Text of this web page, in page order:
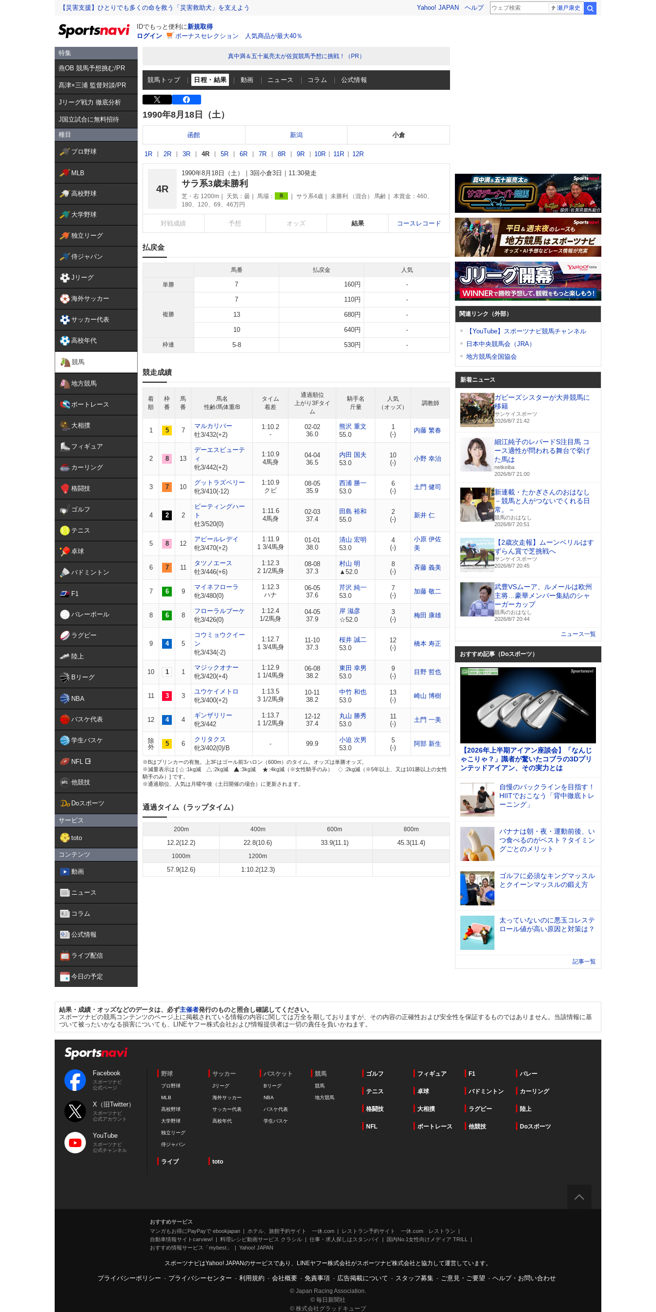
【災害支援】ひとりでも多くの命を救う「災害救助犬」を支えよう Yahoo! JAPAN ヘルプ 瀬戸康史
IDでもっと便利に新規取得
ログイン
ボーナスセレクション 人気商品が最大40％
特集
燕OB 競馬予想挑む/PR
髙津×三浦 監督対談/PR
Jリーグ戦力 徹底分析
J国立試合に無料招待
種目
プロ野球
MLB
高校野球
大学野球
独立リーグ
侍ジャパン
Jリーグ
海外サッカー
サッカー代表
高校年代
競馬
地方競馬
ボートレース
大相撲
フィギュア
カーリング
格闘技
ゴルフ
テニス
卓球
バドミントン
F1
バレーボール
ラグビー
陸上
Bリーグ
NBA
バスケ代表
学生バスケ
NFL
他競技
Doスポーツ
サービス
toto
コンテンツ
動画
ニュース
コラム
公式情報
ライブ配信
今日の予定
真中満＆五十嵐亮太が佐賀競馬予想に挑戦！（PR）
競馬トップ 日程・結果 動画 ニュース コラム 公式情報
1990年8月18日（土）
函館 新潟 小倉
1R 2R 3R 4R 5R 6R 7R 8R 9R 10R 11R 12R
4R
1990年8月18日（土） 3回小倉3日 11:30発走
サラ系3歳未勝利
芝・右 1200m 天気： 曇 馬場： 良 サラ系4歳 未勝利 （混合） 馬齢
本賞金：460、
180、120、69、46万円
対戦成績 予想 オッズ 結果 コースレコード
払戻金
馬番 払戻金 人気
単勝 7 160円 -
複勝
7 110円 -
13 680円 -
10 640円 -
枠連 5-8 530円 -
競走成績
着
順
枠
番
馬
番
馬名
性齢/馬体重/B
タイム
着差
通過順位
上がり3Fタイ
ム
騎手名
斤量
人気
（オッズ）
調教師
1 5 7
マルカリバー
牡3/432(+2)
1:10.2
-
02-02
36.0
熊沢 重文
55.0
1
(-)
内藤 繁春
2 8 13
デーエスビューテ
ィ
牝3/442(+2)
1:10.9
4馬身
04-04
36.5
内田 国夫
53.0
10
(-)
小野 幸治
3 7 10
グットラズベリー
牝3/410(-12)
1:10.9
クビ
08-05
35.9
西浦 勝一
53.0
6
(-)
土門 健司
4 2 2
ビーティングハー
ト
牡3/520(0)
1:11.6
4馬身
02-03
37.4
田島 裕和
55.0
2
(-)
新井 仁
5 8 12
アピールレデイ
牝3/470(+2)
1:11.9
1 3/4馬身
01-01
38.0
清山 宏明
53.0
4
(-)
小原 伊佐
美
6 7 11
タツノエース
牡3/446(+6)
1:12.3
2 1/2馬身
08-08
37.3
村山 明
▲52.0
8
(-)
斉藤 義美
7 6 9
マイネフローラ
牝3/480(0)
1:12.3
ハナ
06-05
37.6
芹沢 純一
53.0
7
(-)
加藤 敬二
8 6 8
フローラルブーケ
牝3/426(0)
1:12.4
1/2馬身
04-05
37.9
岸 滋彦
☆52.0
3
(-)
梅田 康雄
9 4 5
コウミョウクイー
ン
牝3/434(-2)
1:12.7
1 3/4馬身
11-10
37.3
桜井 誠二
53.0
12
(-)
橋本 寿正
10 1 1
マジックオナー
牝3/420(+4)
1:12.9
1 1/4馬身
06-08
38.2
東田 幸男
53.0
9
(-)
目野 哲也
11 3 3
ユウケイメトロ
牝3/400(+2)
1:13.5
3 1/2馬身
10-11
38.2
中竹 和也
53.0
13
(-)
崎山 博樹
12 4 4
ギンザリリー
牝3/442
1:13.7
1 1/2馬身
12-12
37.4
丸山 勝秀
53.0
11
(-)
土門 一美
除
外
5 6
クリタクス
牝3/402(0)/B
- 99.9
小迫 次男
53.0
5
(-)
阿部 新生
※Bはブリンカーの有無。上3Fはゴール前3ハロン（600m）のタイム。オッズは単勝オッズ。
※減量表示は [
:1kg減 :2kg減 :3kg減 :4kg減（※女性騎手のみ）
:2kg減（※5年以上、又は101勝以上の女性
騎手のみ）] です。
※通過順位、人気は月曜午後（土日開催の場合）に更新されます。
通過タイム（ラップタイム）
200m 400m 600m 800m
12.2(12.2) 22.8(10.6) 33.9(11.1) 45.3(11.4)
1000m 1200m
57.9(12.6) 1:10.2(12.3)
関連リンク（外部）
【YouTube】スポーツナビ競馬チャンネル
日本中央競馬会（JRA）
地方競馬全国協会
新着ニュース
ガビーズシスターが大井競馬に
移籍
サンケイスポーツ
2026/8/7 21:42
細江純子のレパードS注目馬 コ
ース適性が問われる舞台で挙げ
た馬は
netkeiba
2026/8/7 21:00
新連載・たかぎさんのおはなし
－競馬と人がつないでくれる日
常。－
競馬のおはなし
2026/8/7 20:51
【2歳次走報】ムーンベリルはす
ずらん賞で芝挑戦へ
サンケイスポーツ
2026/8/7 20:45
武豊VSムーア、ルメールは欧州
主将…豪華メンバー集結のシャ
ーガーカップ
競馬のおはなし
2026/8/7 20:44
ニュース一覧
おすすめ記事（Doスポーツ）
【2026年上半期アイアン座談会】「なんじ
ゃこりゃ？」識者が驚いたコブラの3Dプリ
ンテッドアイアン、その実力とは
自慢のバックラインを目指す！
HIITでおこなう「背中徹底トレ
ーニング」
バナナは朝・夜・運動前後、い
つ食べるのがベスト？タイミン
グごとのメリット
ゴルフに必須なキングマッスル
とクイーンマッスルの鍛え方
太っていないのに悪玉コレステ
ロール値が高い原因と対策は？
記事一覧
結果・成績・オッズなどのデータは、必ず主催者発行のものと照合し確認してください。
スポーツナビの競馬コンテンツのページ上に掲載されている情報の内容に関しては万全を期しておりますが、その内容の正確性および安全性を保証するものではありません。当該情報に基
づいて被ったいかなる損害についても、LINEヤフー株式会社および情報提供者は一切の責任を負いかねます。
Facebook
スポーツナビ
公式ページ
X（旧Twitter）
スポーツナビ
公式アカウント
YouTube
スポーツナビ
公式チャンネル
野球
プロ野球
MLB
高校野球
大学野球
独立リーグ
侍ジャパン
サッカー
Jリーグ
海外サッカー
サッカー代表
高校年代
バスケット
Bリーグ
NBA
バスケ代表
学生バスケ
競馬
競馬
地方競馬
ゴルフ フィギュア F1 バレー
テニス 卓球 バドミントン カーリング
格闘技 大相撲 ラグビー 陸上
NFL ボートレース 他競技 Doスポーツ
ライブ toto
おすすめサービス
マンガもお得にPayPayで ebookjapan
ホテル、旅館予約サイト 一休.com
レストラン予約サイト 一休.com レストラン
自動車情報サイトcarview!
料理レシピ動画サービス クラシル 仕事・求人探しはスタンバイ
国内No.1女性向けメディア TRILL
おすすめ情報サービス「mybest」
Yahoo! JAPAN
スポーツナビはYahoo! JAPANのサービスであり、LINEヤフー株式会社がスポーツナビ株式会社と協力して運営しています。
プライバシーポリシー - プライバシーセンター - 利用規約 - 会社概要 - 免責事項 - 広告掲載について - スタッフ募集 - ご意見・ご要望 - ヘルプ・お問い合わせ
© Japan Racing Association.
© 毎日新聞社
© 株式会社グラッドキューブ